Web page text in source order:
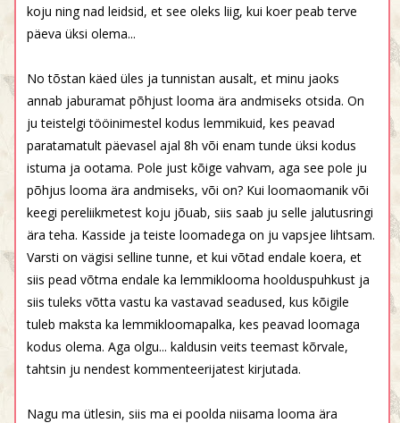
koju ning nad leidsid, et see oleks liig, kui koer peab terve
päeva üksi olema...
No tõstan käed üles ja tunnistan ausalt, et minu jaoks
annab jaburamat põhjust looma ära andmiseks otsida. On
ju teistelgi tööinimestel kodus lemmikuid, kes peavad
paratamatult päevasel ajal 8h või enam tunde üksi kodus
istuma ja ootama. Pole just kõige vahvam, aga see pole ju
põhjus looma ära andmiseks, või on? Kui loomaomanik või
keegi pereliikmetest koju jõuab, siis saab ju selle jalutusringi
ära teha. Kasside ja teiste loomadega on ju vapsjee lihtsam.
Varsti on vägisi selline tunne, et kui võtad endale koera, et
siis pead võtma endale ka lemmiklooma hoolduspuhkust ja
siis tuleks võtta vastu ka vastavad seadused, kus kõigile
tuleb maksta ka lemmikloomapalka, kes peavad loomaga
kodus olema. Aga olgu... kaldusin veits teemast kõrvale,
tahtsin ju nendest kommenteerijatest kirjutada.
Nagu ma ütlesin, siis ma ei poolda niisama looma ära